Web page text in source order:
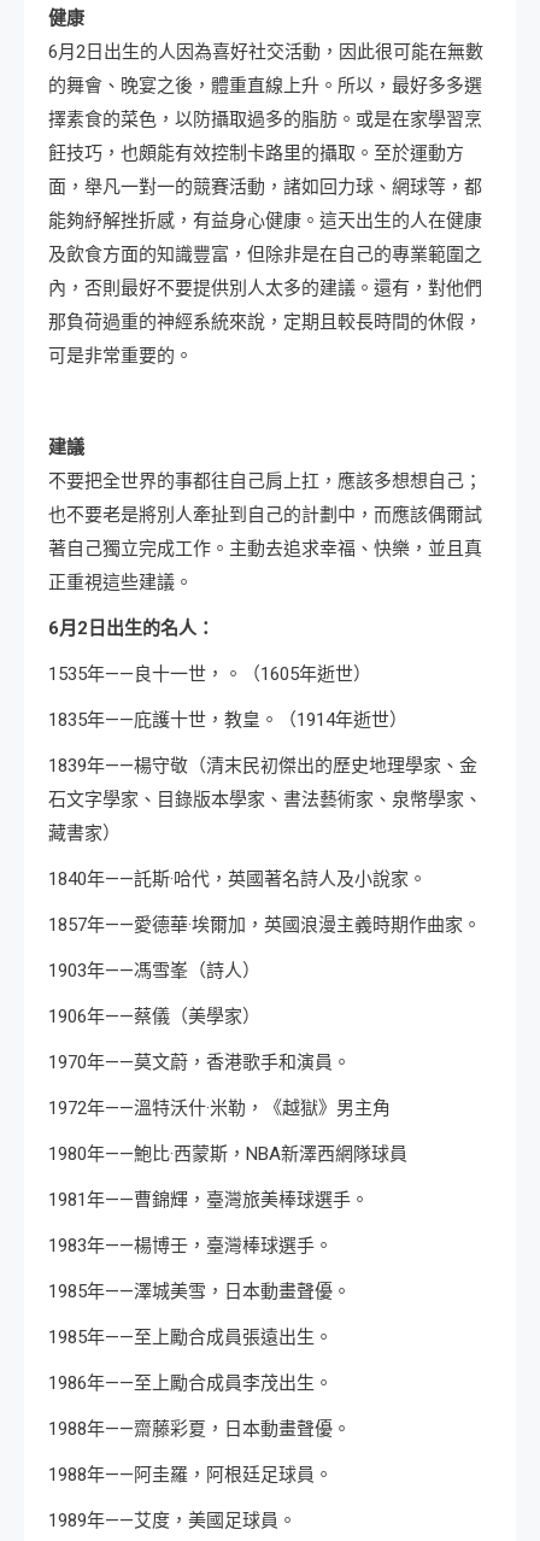
健康
6月2日出生的人因為喜好社交活動，因此很可能在無數
的舞會、晚宴之後，體重直線上升。所以，最好多多選
擇素食的菜色，以防攝取過多的脂肪。或是在家學習烹
飪技巧，也頗能有效控制卡路里的攝取。至於運動方
面，舉凡一對一的競賽活動，諸如回力球、網球等，都
能夠紓解挫折感，有益身心健康。這天出生的人在健康
及飲食方面的知識豐富，但除非是在自己的專業範圍之
內，否則最好不要提供別人太多的建議。還有，對他們
那負荷過重的神經系統來說，定期且較長時間的休假，
可是非常重要的。
建議
不要把全世界的事都往自己肩上扛，應該多想想自己；
也不要老是將別人牽扯到自己的計劃中，而應該偶爾試
著自己獨立完成工作。主動去追求幸福、快樂，並且真
正重視這些建議。
6月2日出生的名人：
1535年——良十一世，。（1605年逝世）
1835年——庇護十世，教皇。（1914年逝世）
1839年——楊守敬（清末民初傑出的歷史地理學家、金
石文字學家、目錄版本學家、書法藝術家、泉幣學家、
藏書家）
1840年——託斯·哈代，英國著名詩人及小說家。
1857年——愛德華·埃爾加，英國浪漫主義時期作曲家。
1903年——馮雪峯（詩人）
1906年——蔡儀（美學家）
1970年——莫文蔚，香港歌手和演員。
1972年——溫特沃什·米勒，《越獄》男主角
1980年——鮑比·西蒙斯，NBA新澤西網隊球員
1981年——曹錦輝，臺灣旅美棒球選手。
1983年——楊博壬，臺灣棒球選手。
1985年——澤城美雪，日本動畫聲優。
1985年——至上勵合成員張遠出生。
1986年——至上勵合成員李茂出生。
1988年——齋藤彩夏，日本動畫聲優。
1988年——阿圭羅，阿根廷足球員。
1989年——艾度，美國足球員。